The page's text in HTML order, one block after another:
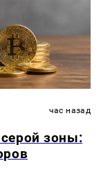
час назад
зоны: